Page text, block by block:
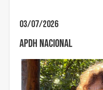
03/07/2026
APDH Nacional